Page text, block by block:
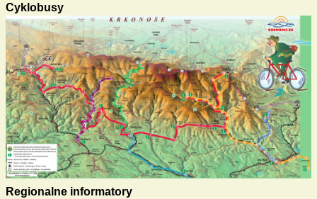
Cyklobusy
Regionalne informatory